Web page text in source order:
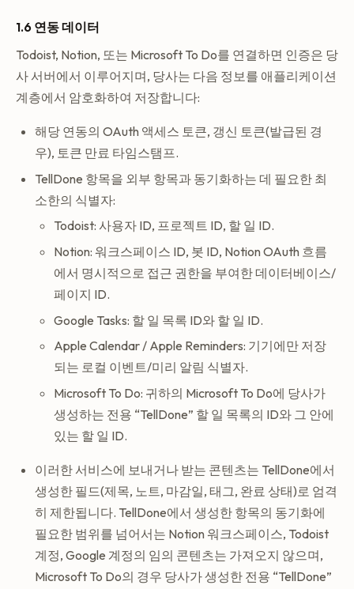
1.6 연동 데이터
Todoist, Notion, 또는 Microsoft To Do를 연결하면 인증은 당
사 서버에서 이루어지며, 당사는 다음 정보를 애플리케이션
계층에서 암호화하여 저장합니다:
해당 연동의 OAuth 액세스 토큰, 갱신 토큰(발급된 경
우), 토큰 만료 타임스탬프.
TellDone 항목을 외부 항목과 동기화하는 데 필요한 최
소한의 식별자:
Todoist: 사용자 ID, 프로젝트 ID, 할 일 ID.
Notion: 워크스페이스 ID, 봇 ID, Notion OAuth 흐름
에서 명시적으로 접근 권한을 부여한 데이터베이스/
페이지 ID.
Google Tasks: 할 일 목록 ID와 할 일 ID.
Apple Calendar / Apple Reminders: 기기에만 저장
되는 로컬 이벤트/미리 알림 식별자.
Microsoft To Do: 귀하의 Microsoft To Do에 당사가
생성하는 전용 “TellDone” 할 일 목록의 ID와 그 안에
있는 할 일 ID.
이러한 서비스에 보내거나 받는 콘텐츠는 TellDone에서
생성한 필드(제목, 노트, 마감일, 태그, 완료 상태)로 엄격
히 제한됩니다. TellDone에서 생성한 항목의 동기화에
필요한 범위를 넘어서는 Notion 워크스페이스, Todoist
계정, Google 계정의 임의 콘텐츠는 가져오지 않으며,
Microsoft To Do의 경우 당사가 생성한 전용 “TellDone”